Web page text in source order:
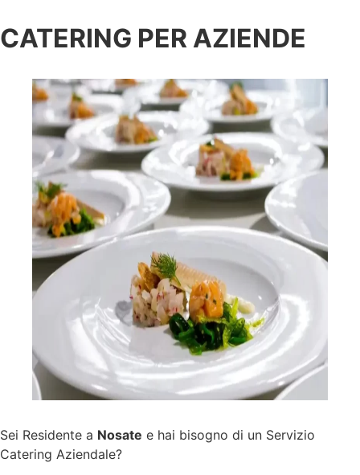
CATERING PER AZIENDE
Sei Residente a Nosate e hai bisogno di un Servizio
Catering Aziendale?